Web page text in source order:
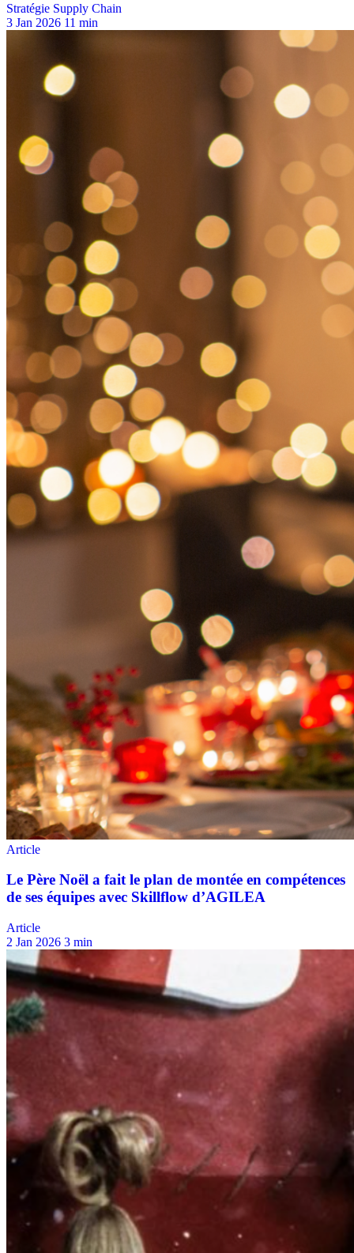
Stratégie Supply Chain
3 Jan 2026 11 min
Article
2 Jan 2026 3 min